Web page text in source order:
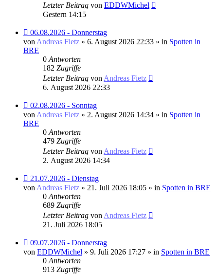
Letzter Beitrag von EDDWMichel
Gestern 14:15
Neuer
Beitrag
06.08.2026 - Donnerstag
von Andreas Fietz » 6. August 2026 22:33 » in Spotten in
BRE
0 Antworten
182 Zugriffe
Letzter Beitrag von Andreas Fietz
6. August 2026 22:33
Neuer
Beitrag
02.08.2026 - Sonntag
von Andreas Fietz » 2. August 2026 14:34 » in Spotten in
BRE
0 Antworten
479 Zugriffe
Letzter Beitrag von Andreas Fietz
2. August 2026 14:34
Neuer
Beitrag
21.07.2026 - Dienstag
von Andreas Fietz » 21. Juli 2026 18:05 » in Spotten in BRE
0 Antworten
689 Zugriffe
Letzter Beitrag von Andreas Fietz
21. Juli 2026 18:05
Neuer
Beitrag
09.07.2026 - Donnerstag
von EDDWMichel » 9. Juli 2026 17:27 » in Spotten in BRE
0 Antworten
913 Zugriffe